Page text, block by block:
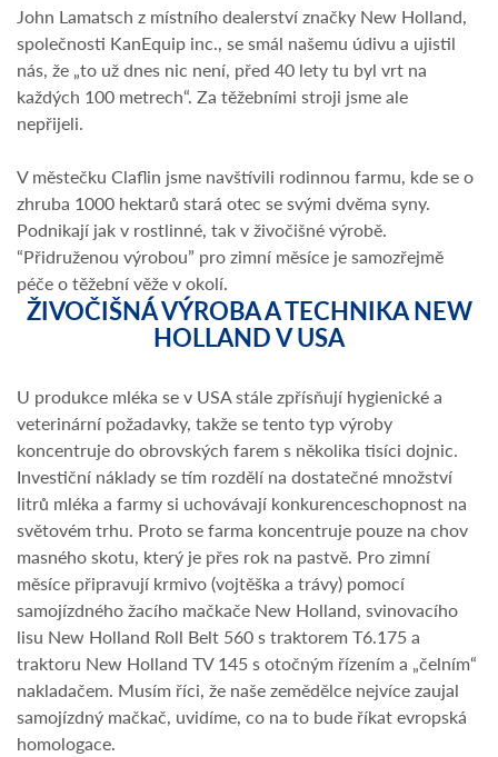
John Lamatsch z místního dealerství značky New Holland,
společnosti KanEquip inc., se smál našemu údivu a ujistil
nás, že „to už dnes nic není, před 40 lety tu byl vrt na
každých 100 metrech“. Za těžebními stroji jsme ale
nepřijeli.
V městečku Claflin jsme navštívili rodinnou farmu, kde se o
zhruba 1000 hektarů stará otec se svými dvěma syny.
Podnikají jak v rostlinné, tak v živočišné výrobě.
“Přidruženou výrobou” pro zimní měsíce je samozřejmě
péče o těžební věže v okolí.
ŽIVOČIŠNÁ VÝROBA A TECHNIKA NEW
HOLLAND V USA
U produkce mléka se v USA stále zpřísňují hygienické a
veterinární požadavky, takže se tento typ výroby
koncentruje do obrovských farem s několika tisíci dojnic.
Investiční náklady se tím rozdělí na dostatečné množství
litrů mléka a farmy si uchovávají konkurenceschopnost na
světovém trhu. Proto se farma koncentruje pouze na chov
masného skotu, který je přes rok na pastvě. Pro zimní
měsíce připravují krmivo (vojtěška a trávy) pomocí
samojízdného žacího mačkače New Holland, svinovacího
lisu New Holland Roll Belt 560 s traktorem T6.175 a
traktoru New Holland TV 145 s otočným řízením a „čelním“
nakladačem. Musím říci, že naše zemědělce nejvíce zaujal
samojízdný mačkač, uvidíme, co na to bude říkat evropská
homologace.